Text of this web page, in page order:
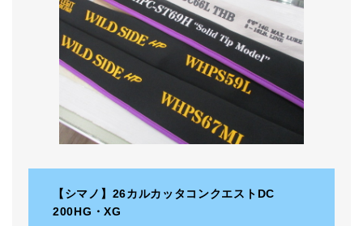
【シマノ】26カルカッタコンクエストDC
200HG・XG